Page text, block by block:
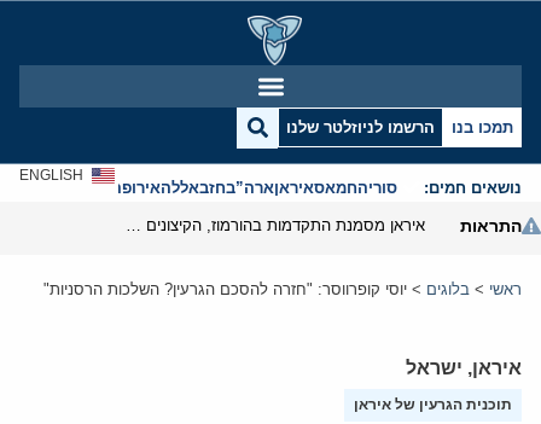
תמכו בנו הרשמו לניוזלטר שלנו
נושאים חמים: סוריהחמאסאיראןארה”בחזבאללהאירופהאנטישמיות
ENGLISH
התראות
ראשי > בלוגים > יוסי קופרווסר: "חזרה להסכם הגרעין? השלכות הרסניות"
איראן, ישראל
תוכנית הגרעין של איראן